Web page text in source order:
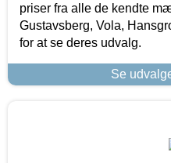
priser fra alle de kendte
Gustavsberg, Vola,
for at se deres udvalg.
Se